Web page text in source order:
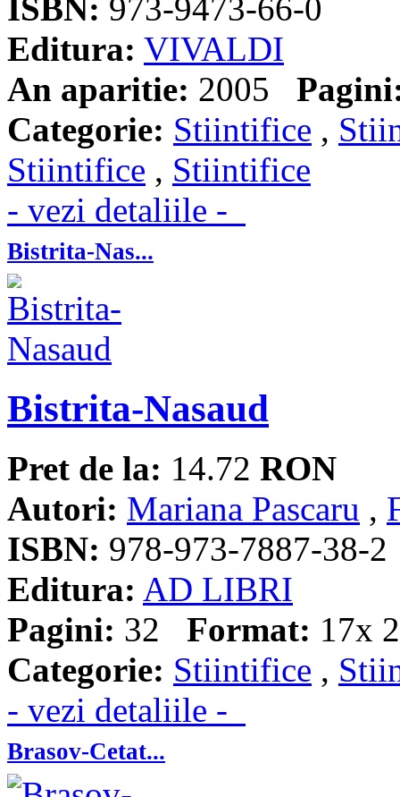
ISBN: 973-9473-66-0
Editura: VIVALDI
An aparitie: 2005
Categorie: Stiintifice ,
Stiintifice , Stiintifice
- vezi detaliile -
Bistrita-Nas...
Bistrita-Nasaud
Pret de la: 14.72 RON
Autori: Mariana Pascaru ,
ISBN: 978-973-7887-38-2
Editura: AD LIBRI
Pagini: 32 Format: 17x
Categorie: Stiintifice ,
- vezi detaliile -
Brasov-Cetat...